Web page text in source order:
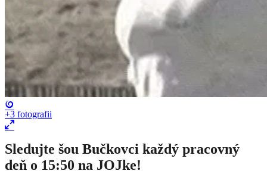
+3 fotografii
Sledujte šou Bučkovci každý pracovný
deň o 15:50 na JOJke!